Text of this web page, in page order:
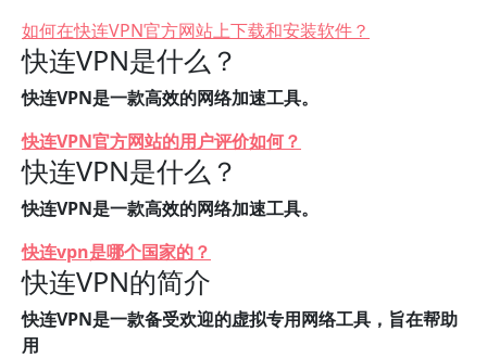
如何在快连VPN官方网站上下载和安装软件？
快连VPN是什么？
快连VPN是一款高效的网络加速工具。
快连VPN官方网站的用户评价如何？
快连VPN是什么？
快连VPN是一款高效的网络加速工具。
快连vpn是哪个国家的？
快连VPN的简介
快连VPN是一款备受欢迎的虚拟专用网络工具，旨在帮助
用